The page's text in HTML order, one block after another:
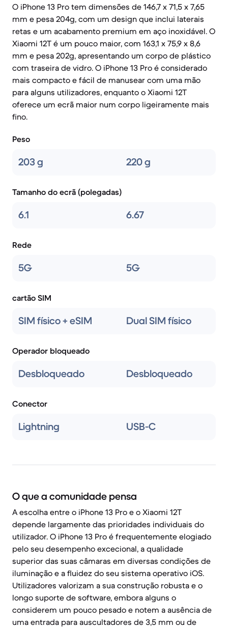
O iPhone 13 Pro tem dimensões de 146,7 x 71,5 x 7,65
mm e pesa 204g, com um design que inclui laterais
retas e um acabamento premium em aço inoxidável. O
Xiaomi 12T é um pouco maior, com 163,1 x 75,9 x 8,6
mm e pesa 202g, apresentando um corpo de plástico
com traseira de vidro. O iPhone 13 Pro é considerado
mais compacto e fácil de manusear com uma mão
para alguns utilizadores, enquanto o Xiaomi 12T
oferece um ecrã maior num corpo ligeiramente mais
fino.
Peso
203 g 220 g
Tamanho do ecrã (polegadas)
6.1 6.67
Rede
5G 5G
cartão SIM
SIM físico + eSIM Dual SIM físico
Operador bloqueado
Desbloqueado Desbloqueado
Conector
Lightning USB-C
O que a comunidade pensa
A escolha entre o iPhone 13 Pro e o Xiaomi 12T
depende largamente das prioridades individuais do
utilizador. O iPhone 13 Pro é frequentemente elogiado
pelo seu desempenho excecional, a qualidade
superior das suas câmaras em diversas condições de
iluminação e a fluidez do seu sistema operativo iOS.
Utilizadores valorizam a sua construção robusta e o
longo suporte de software, embora alguns o
considerem um pouco pesado e notem a ausência de
uma entrada para auscultadores de 3,5 mm ou de